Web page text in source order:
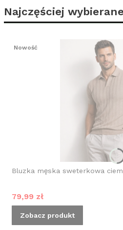
Najczęściej wybierane
Nowość
Bluzka męska sweterkowa
Cena promocyjna
79,99 zł
Zobacz produkt